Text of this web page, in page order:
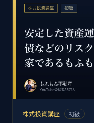
株式投資講座 初級